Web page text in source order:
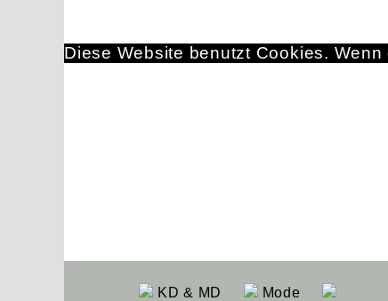
KD & MD Mode
Diese Website benutzt Cookies.